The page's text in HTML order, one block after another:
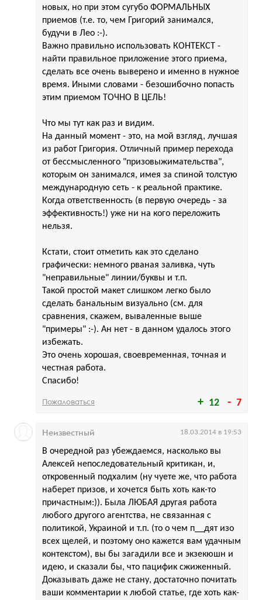
12 7
новых, но при этом сугубо ФОРМАЛЬНЫХ
приемов (т.е. то, чем Григорий занимался,
будучи в Лео :-).
Важно правильно использовать КОНТЕКСТ -
найти правильное приложение этого приема,
сделать все очень выверено и именно в нужное
время. Иными словами - безошибочно попасть
этим приемом ТОЧНО В ЦЕЛЬ!
Что мы тут как раз и видим.
На данный момент - это, на мой взгляд, лучшая
из работ Григория. Отличный пример перехода
от бессмысленного "призовыжимательства",
которым он занимался, имея за спиной толстую
международную сеть - к реальной практике.
Когда ответственность (в первую очередь - за
эффективность!) уже ни на кого переложить
нельзя.
Кстати, стоит отметить как это сделано
графически: немного рваная заливка, чуть
"неправильные" линии/буквы и т.п.
Такой простой макет слишком легко было
сделать банальным визуально (см. для
сравнения, скажем, вываленные выше
"примеры" :-). Ан нет - в данном удалось этого
избежать.
Это очень хорошая, своевременная, точная и
честная работа.
Спасибо!
Пожаловаться
В очередной раз убеждаемся, насколько вы
Алексей непоследовательный критикан, и,
откровенный подхалим (ну чуете же, что работа
наберет призов, и хочется быть хоть как-то
причастным:)). Была ЛЮБАЯ другая работа
любого другого агентства, не связанная с
политикой, Украиной и т.п. (то о чем п__дят изо
всех щелей, и поэтому оно кажется вам удачным
контекстом), вы бы загадили все и экзекюшн и
идею, и сказали бы, что пацифик сжиженный.
Доказывать даже не стану, достаточно почитать
ваши комментарии к любой статье, где хоть как-
Неизвестный 18.03.2014 в 19:53